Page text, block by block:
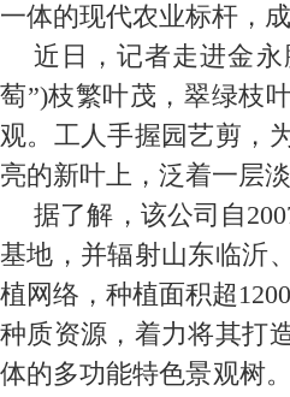
一体的现代农业标杆，
近日，记者走进金
萄”)枝繁叶茂，翠绿枝
观。工人手握园艺剪，
亮的新叶上，泛着一层淡
据了解，该公司自
基地，并辐射山东临沂
植网络，种植面积超
种质资源，着力将其打
体的多功能特色景观树